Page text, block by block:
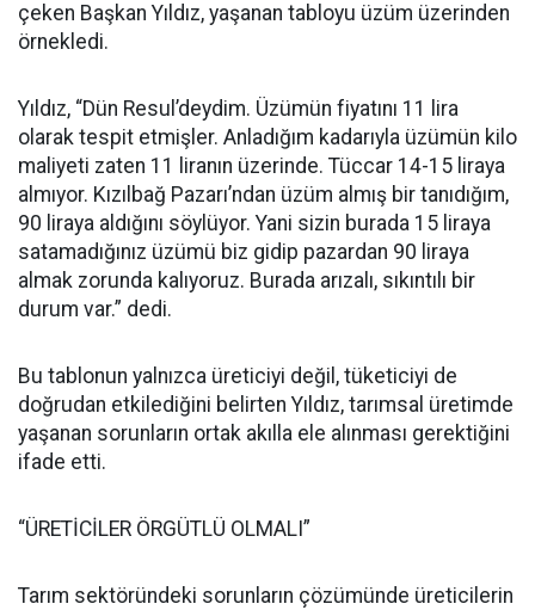
çeken Başkan Yıldız, yaşanan tabloyu üzüm üzerinden
örnekledi.
Yıldız, “Dün Resul’deydim. Üzümün fiyatını 11 lira
olarak tespit etmişler. Anladığım kadarıyla üzümün kilo
maliyeti zaten 11 liranın üzerinde. Tüccar 14-15 liraya
almıyor. Kızılbağ Pazarı’ndan üzüm almış bir tanıdığım,
90 liraya aldığını söylüyor. Yani sizin burada 15 liraya
satamadığınız üzümü biz gidip pazardan 90 liraya
almak zorunda kalıyoruz. Burada arızalı, sıkıntılı bir
durum var.” dedi.
Bu tablonun yalnızca üreticiyi değil, tüketiciyi de
doğrudan etkilediğini belirten Yıldız, tarımsal üretimde
yaşanan sorunların ortak akılla ele alınması gerektiğini
ifade etti.
“ÜRETİCİLER ÖRGÜTLÜ OLMALI”
Tarım sektöründeki sorunların çözümünde üreticilerin